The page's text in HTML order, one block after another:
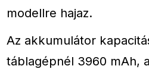
modellre hajaz.
Az akkumulátor
táblagépnél 3960 mAh,